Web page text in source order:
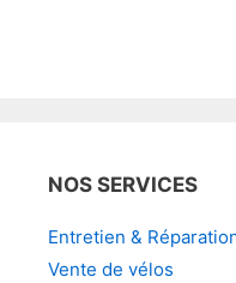
NOS SERVICES
Entretien &
Vente de vélos